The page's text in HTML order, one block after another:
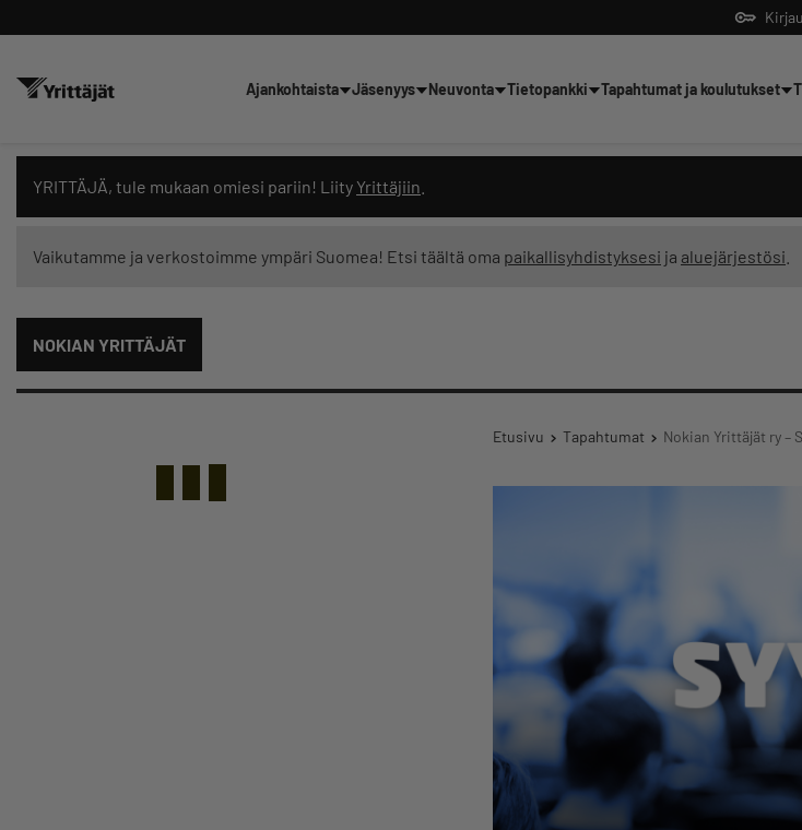
Ajankohtaista Jäsenyys Neuvonta Tietopankki Tapahtumat ja koulutukset
YRITTÄJÄ, tule mukaan omiesi pariin! Liity Yrittäjiin
Vaikutamme ja verkostoimme ympäri Suomea! Etsi täältä oma paikallisyhdistyksesi ja aluejärjestösi
NOKIAN YRITTÄJÄT
Etusivu Tapahtumat Nokian Yrittäjät ry –
Hae sivustolta tai kysy suoraan Yrittäjien tekoälyltä
Suodata hakutuloksia: näytä kaikki sisältö